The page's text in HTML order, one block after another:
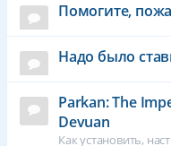
Помогите,
Надо было
Parkan: The
Devuan
Как установить,